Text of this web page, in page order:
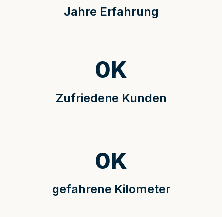
Jahre Erfahrung
Zufriedene Kunden
0K
gefahrene Kilometer
0K